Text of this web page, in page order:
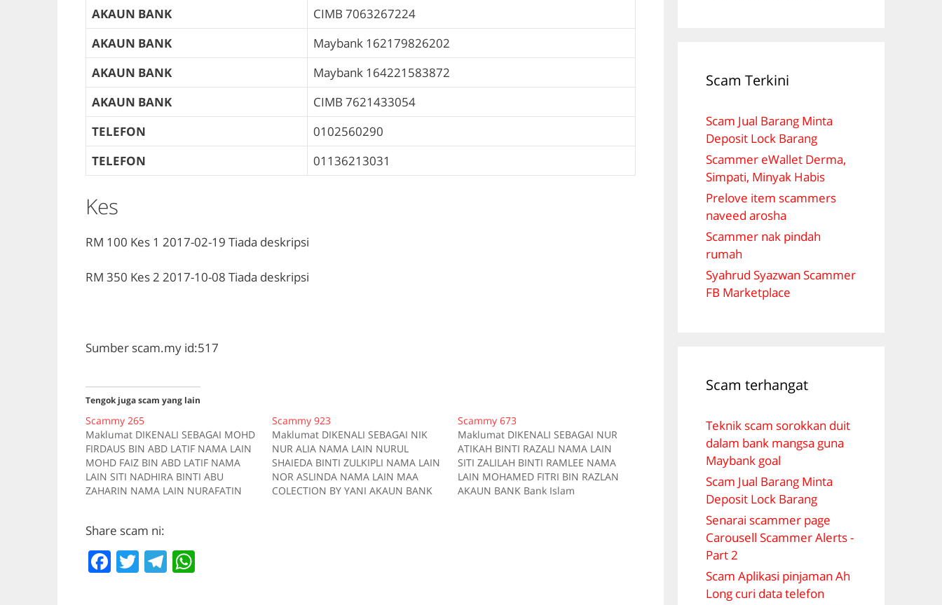
AKAUN BANK
CIMB 7063267224
AKAUN BANK
Maybank 162179826202
AKAUN BANK
Maybank 164221583872
AKAUN BANK
CIMB 7621433054
TELEFON
0102560290
TELEFON
01136213031
Kes
RM 100 Kes 1 2017-02-19 Tiada deskripsi
RM 350 Kes 2 2017-10-08 Tiada deskripsi
Sumber scam.my id:517
Tengok juga scam yang lain
Scammy 265
Maklumat DIKENALI SEBAGAI MOHD
FIRDAUS BIN ABD LATIF NAMA LAIN
MOHD FAIZ BIN ABD LATIF NAMA
LAIN SITI NADHIRA BINTI ABU
ZAHARIN NAMA LAIN NURAFATIN
AKAUN BANK CIMB 01060090453521
TELEFON 01117669584 Kes Kes1
Pautan Tiada deskripsi Kes2
Scammy 923
Maklumat DIKENALI SEBAGAI NIK
NUR ALIA NAMA LAIN NURUL
SHAIEDA BINTI ZULKIPLI NAMA LAIN
NOR ASLINDA NAMA LAIN MAA
COLECTION BY YANI AKAUN BANK
Scammy 673
Maklumat DIKENALI SEBAGAI NUR
ATIKAH BINTI RAZALI NAMA LAIN
SITI ZALILAH BINTI RAMLEE NAMA
LAIN MOHAMED FITRI BIN RAZLAN
AKAUN BANK Bank Islam
Share scam ni:
F T T
Scam Terkini
Scam Jual Barang Minta
Deposit Lock Barang
Scammer eWallet Derma,
Simpati, Minyak Habis
Prelove item scammers
naveed arosha
Scammer nak pindah
rumah
Syahrud Syazwan Scammer
FB Marketplace
Scam terhangat
Teknik scam sorokkan duit
dalam bank mangsa guna
Maybank goal
Scam Jual Barang Minta
Deposit Lock Barang
Senarai scammer page
Carousell Scammer Alerts -
Part 2
Scam Aplikasi pinjaman Ah
Long curi data telefon